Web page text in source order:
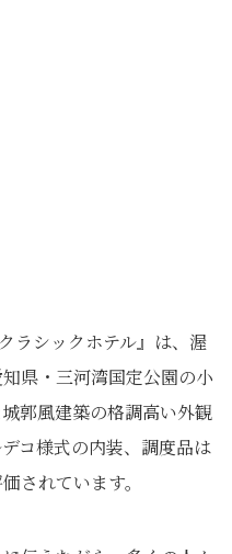
ラシックホテル』は、渥
県・三河湾国定公園の小
郭風建築の格調高い外観
コ様式の内装、調度品は
されています。